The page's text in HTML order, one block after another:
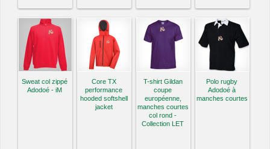
Sweat col zippé
Adodoé - iM
Core TX
performance
hooded softshell
jacket
T-shirt Gildan
coupe
européenne,
manches courtes
col rond -
Collection LET
Polo rugby
Adodoé à
manches courtes